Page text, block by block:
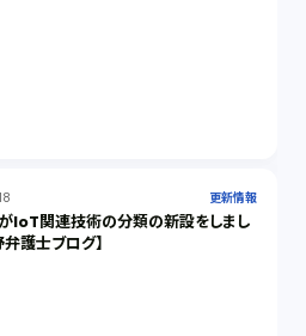
更新情報
IoT関連技術の分類の新設をしまし
弁護士ブログ】